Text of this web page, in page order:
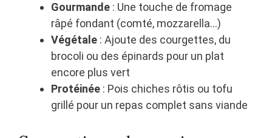
Gourmande : Une touche de fromage
râpé fondant (comté, mozzarella…)
Végétale : Ajoute des courgettes, du
brocoli ou des épinards pour un plat
encore plus vert
Protéinée : Pois chiches rôtis ou tofu
grillé pour un repas complet sans viande